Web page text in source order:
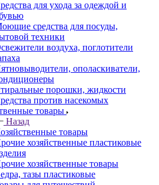
для ухода за одеждой и
средства для посуды,
техники
воздуха, поглотители
ополаскиватели,
порошки, жидкости
против насекомых
товары
Назад
товары
хозяйственные пластиковые
хозяйственные товары
тазы пластиковые